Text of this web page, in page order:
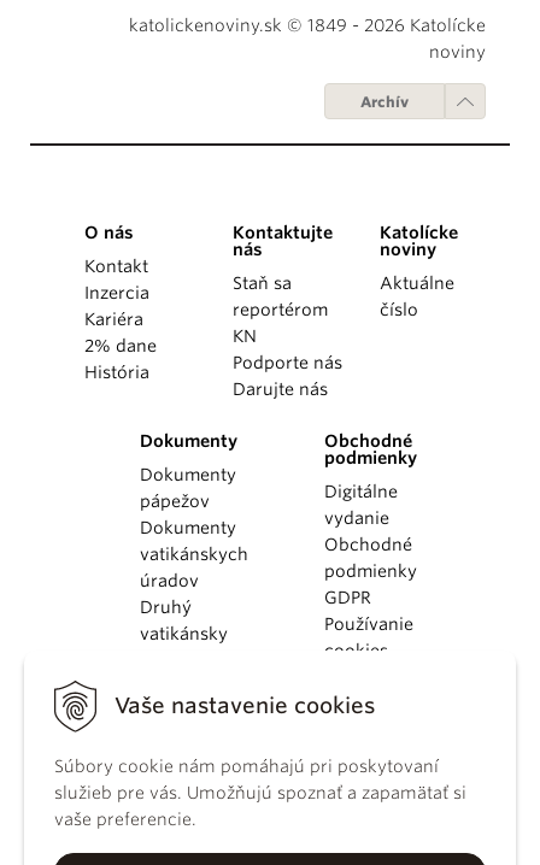
Vaše nastavenie cookies
Súbory cookie nám pomáhajú pri poskytovaní
služieb pre vás. Umožňujú spoznať a zapamätať si
vaše preferencie.
katolickenoviny.sk © 1849 - 2026 Katolícke
noviny
Archív
O nás
Kontakt
Inzercia
Kariéra
2% dane
História
Kontaktujte
nás
Staň sa
reportérom
KN
Podporte nás
Darujte nás
Katolícke
noviny
Aktuálne
číslo
Dokumenty
Dokumenty
pápežov
Dokumenty
vatikánskych
úradov
Druhý
vatikánsky
KBS
kánonického
práva
Katechizmus
Obchodné
podmienky
Digitálne
vydanie
Obchodné
podmienky
GDPR
Používanie
cookies